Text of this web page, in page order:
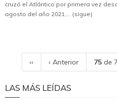
cruzó el Atlántico por primera vez
agosto del año 2021,... (sigue)
‹‹ ‹ Anterior 75 de
LAS MÁS LEÍDAS